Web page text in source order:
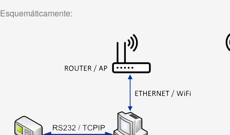
Esquemáticamente: